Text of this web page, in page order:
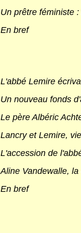
Un prêtre féministe
En bref
L'abbé Lemire
Un nouveau fonds
Le père Albéric
Lancry et Lemire,
L'accession de
Aline Vandewalle,
En bref